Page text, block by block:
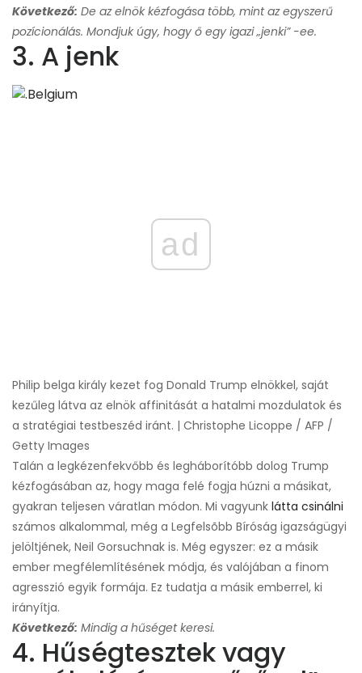
Következő: De az elnök kézfogása több, mint az egyszerű
pozícionálás. Mondjuk úgy, hogy ő egy igazi „jenki” -ee.
3. A jenk
ad
Philip belga király kezet fog Donald Trump elnökkel, saját
kezűleg látva az elnök affinitását a hatalmi mozdulatok és
a stratégiai testbeszéd iránt. | Christophe Licoppe / AFP /
Getty Images
Talán a legkézenfekvőbb és legháborítóbb dolog Trump
kézfogásában az, hogy maga felé fogja húzni a másikat,
gyakran teljesen váratlan módon. Mi vagyunk látta csinálni
számos alkalommal, még a Legfelsõbb Bíróság igazságügyi
jelöltjének, Neil Gorsuchnak is. Még egyszer: ez a másik
ember megfélemlítésének módja, és valójában a finom
agresszió egyik formája. Ez tudatja a másik emberrel, ki
irányítja.
Következő: Mindig a hűséget keresi.
4. Hűségtesztek vagy